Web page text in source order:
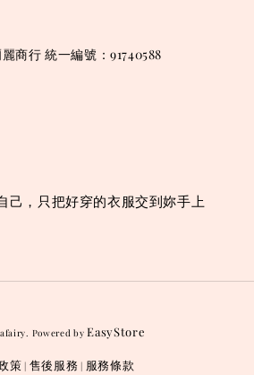
商行 統一編號：91740588
己，只把好穿的衣服交到妳手上
Powered byEasyStore
策 | 售後服務 | 服務條款